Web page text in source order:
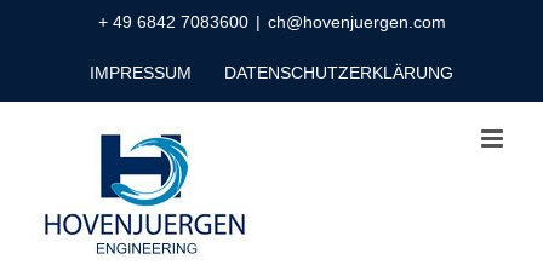
+ 49 6842 7083600 | ch@hovenjuergen.com
IMPRESSUM DATENSCHUTZERKLÄRUNG